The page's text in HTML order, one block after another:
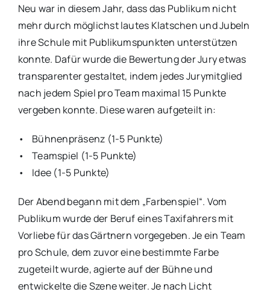
Neu war in diesem Jahr, dass das Publikum nicht
mehr durch möglichst lautes Klatschen und Jubeln
ihre Schule mit Publikumspunkten unterstützen
konnte. Dafür wurde die Bewertung der Jury etwas
transparenter gestaltet, indem jedes Jurymitglied
nach jedem Spiel pro Team maximal 15 Punkte
vergeben konnte. Diese waren aufgeteilt in:
• Bühnenpräsenz (1-5 Punkte)
• Teamspiel (1-5 Punkte)
• Idee (1-5 Punkte)
Der Abend begann mit dem „Farbenspiel“. Vom
Publikum wurde der Beruf eines Taxifahrers mit
Vorliebe für das Gärtnern vorgegeben. Je ein Team
pro Schule, dem zuvor eine bestimmte Farbe
zugeteilt wurde, agierte auf der Bühne und
entwickelte die Szene weiter. Je nach Licht